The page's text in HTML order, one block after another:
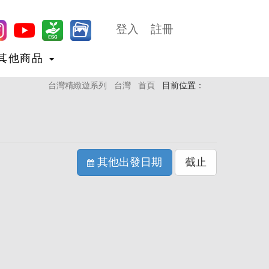
登入 註冊
他商品
目前位置：
首頁
台灣
台灣精緻遊系列
其他出發日期 截止